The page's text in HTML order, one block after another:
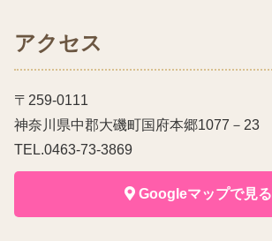
アクセス
〒259-0111
神奈川県中郡大磯町国府本郷1077－23
TEL.0463-73-3869
Googleマップで見る